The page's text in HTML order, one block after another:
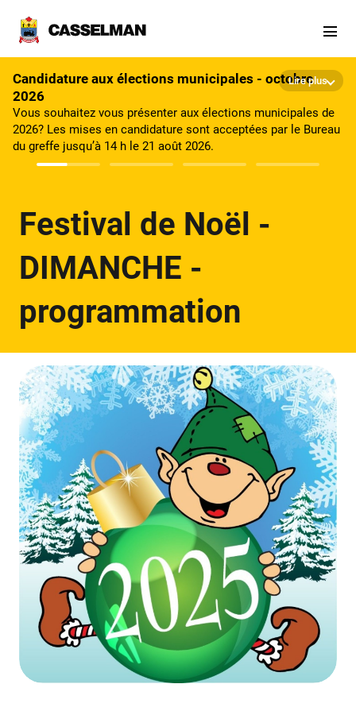
Lire plus
Candidature aux élections municipales - octobre
2026
Vous souhaitez vous présenter aux élections municipales de
2026? Les mises en candidature sont acceptées par le Bureau
du greffe jusqu’à 14 h le 21 août 2026.
Festival de Noël -
DIMANCHE -
programmation